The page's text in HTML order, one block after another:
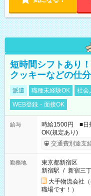
短時間シフトあり
クッキーなどの仕
派遣 職種未経験OK 社会
WEB登録・面接OK
給与
時給1500円 ■日
OK(規定あり)
交通費別途支
勤務地
東京都新宿区
新宿駅 / 新宿三
大手物流会社
職場です！）